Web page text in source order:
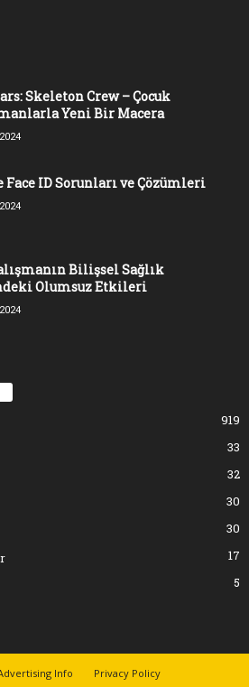
Skeleton Crew – Çocuk
Yeni Bir Macera
Face ID Sorunları ve Çözümleri
Bilişsel Sağlık
Olumsuz Etkileri
919
33
32
30
30
17
5
Info Privacy Policy